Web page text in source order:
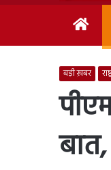
Home
बड़ी ख़बर